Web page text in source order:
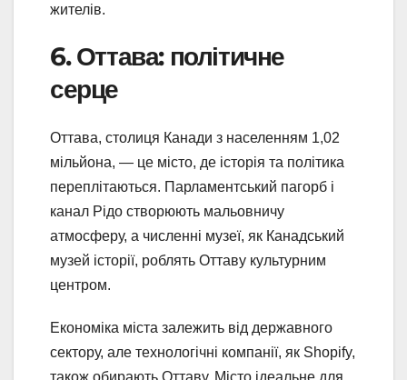
жителів.
6. Оттава: політичне
серце
Оттава, столиця Канади з населенням 1,02
мільйона, — це місто, де історія та політика
переплітаються. Парламентський пагорб і
канал Рідо створюють мальовничу
атмосферу, а численні музеї, як Канадський
музей історії, роблять Оттаву культурним
центром.
Економіка міста залежить від державного
сектору, але технологічні компанії, як Shopify,
також обирають Оттаву. Місто ідеальне для